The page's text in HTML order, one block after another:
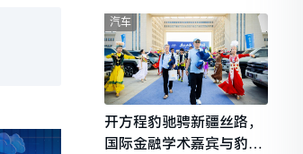
L
开方程豹驰骋新疆丝路，
国际金融学术嘉宾与豹友
汽车